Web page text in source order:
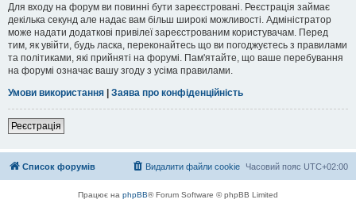
Для входу на форум ви повинні бути зареєстровані. Реєстрація займає
декілька секунд але надає вам більш широкі можливості. Адміністратор
може надати додаткові привілеї зареєстрованим користувачам. Перед
тим, як увійти, будь ласка, переконайтесь що ви погоджуєтесь з правилами
та політиками, які прийняті на форумі. Пам'ятайте, що ваше перебування
на форумі означає вашу згоду з усіма правилами.
Умови використання | Заява про конфіденційність
Реєстрація
Список форумів Часовий пояс UTC+02:00
Видалити файли cookie
Працює на phpBB® Forum Software © phpBB Limited